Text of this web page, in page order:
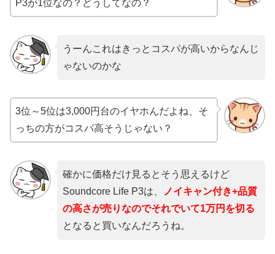
P3が1位なの？どうしてなの？
うーんこれはきっとコスパが高いからなんじ
ゃないのかな
3位～5位は3,000円台のイヤホんだよね、そ
っちの方がコスパ高そうじゃない？
確かに価格だけ見るとそう思えるけど
Soundcore Life P3は、
ノイキャン付き+品質
の高さが売りなのでそれでいて1万円を切る
となると買いなんだろうね。